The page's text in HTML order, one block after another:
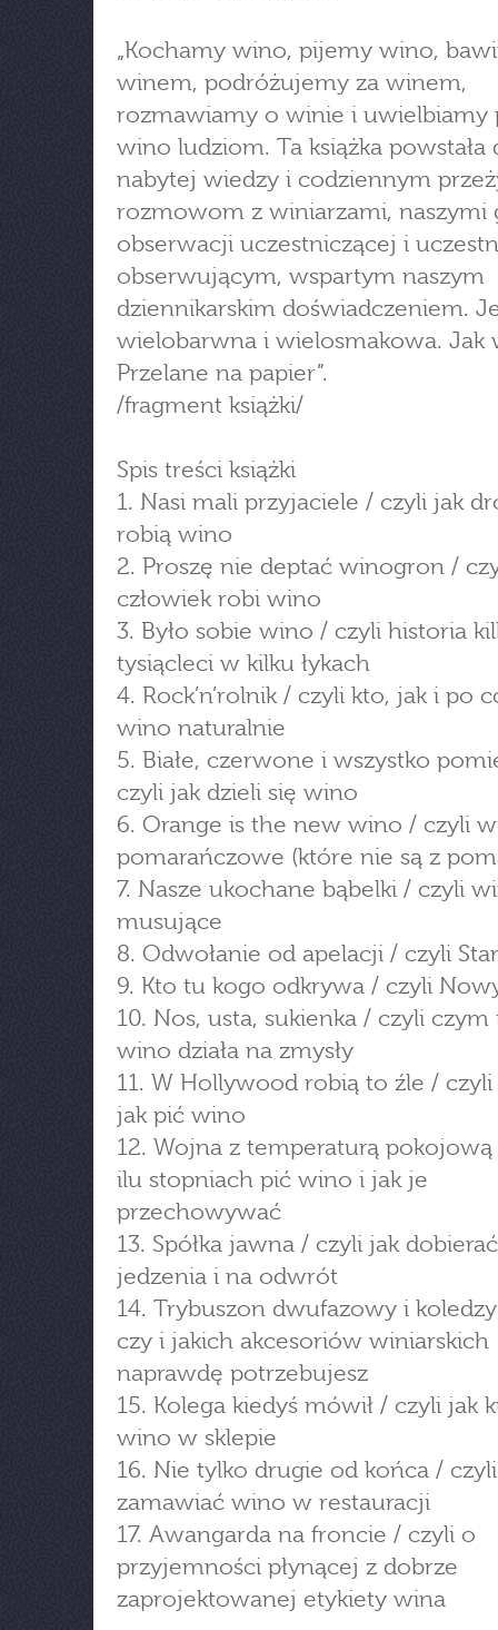
„Kochamy wino, pijemy wino,
winem, podróżujemy za winem,
rozmawiamy o winie i uwielbiamy
wino ludziom. Ta książka powstała
nabytej wiedzy i codziennym
rozmowom z winiarzami, naszymi
obserwacji uczestniczącej i
obserwującym, wspartym naszym
dziennikarskim doświadczeniem.
wielobarwna i wielosmakowa. Jak
Przelane na papier”.
/fragment książki/
Spis treści książki
1. Nasi mali przyjaciele / czyli jak
robią wino
2. Proszę nie deptać winogron /
człowiek robi wino
3. Było sobie wino / czyli historia
tysiącleci w kilku łykach
4. Rock’n’rolnik / czyli kto, jak i po
wino naturalnie
5. Białe, czerwone i wszystko
czyli jak dzieli się wino
6. Orange is the new wino / czyli
pomarańczowe (które nie są z
7. Nasze ukochane bąbelki / czyli
musujące
8. Odwołanie od apelacji / czyli
9. Kto tu kogo odkrywa / czyli
10. Nos, usta, sukienka / czyli czym
wino działa na zmysły
11. W Hollywood robią to źle /
jak pić wino
12. Wojna z temperaturą
ilu stopniach pić wino i jak je
przechowywać
13. Spółka jawna / czyli jak
jedzenia i na odwrót
14. Trybuszon dwufazowy i
czy i jakich akcesoriów winiarskich
naprawdę potrzebujesz
15. Kolega kiedyś mówił / czyli jak
wino w sklepie
16. Nie tylko drugie od końca /
zamawiać wino w restauracji
17. Awangarda na froncie / czyli o
przyjemności płynącej z dobrze
zaprojektowanej etykiety wina